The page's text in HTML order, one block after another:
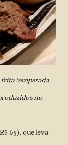
frita temperada
no
65), que leva